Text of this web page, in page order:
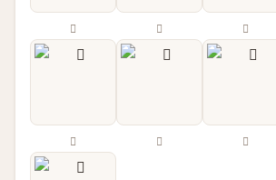
𥡌 𥣨 𥤚
𥤠 𧇸 𪔁